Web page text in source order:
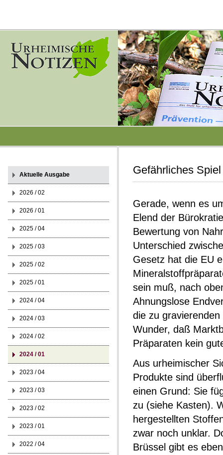
Gefährliches Spiel
Gerade, wenn es
Elend der
Bewertung von
Unterschied
Gesetz hat die EU
sein muß, nach
Ahnungslose
die zu
Wunder, daß
Präparaten kein
Aus urheimischer
Produkte sind
einen Grund: Sie
zu (siehe Kasten).
hergestellten
zwar noch unklar.
Brüssel gibt es
Aktuelle Ausgabe
2026 / 02
2026 / 01
2025 / 04
2025 / 03
2025 / 02
2025 / 01
2024 / 04
2024 / 03
2024 / 02
2024 / 01
2023 / 04
2023 / 03
2023 / 02
2023 / 01
2022 / 04